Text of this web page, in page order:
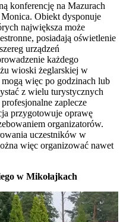
konferencję na Mazurach
Obiekt dysponuje
największa może
posiadają oświetlenie
urządzeń
każdego
wioski żeglarskiej w
więc po godzinach lub
z wielu turystycznych
zaplecze
przygotowuje oprawę
organizatorów.
uczestników w
więc organizować nawet
w Mikołajkach